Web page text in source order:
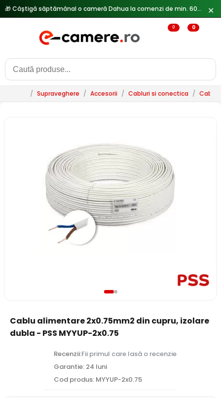
🎁 Câștigă săptămânal o cameră Dahua la comenzi de min. 600 lei — ✕
0 0
/ Supraveghere / Accesorii / Cabluri si conectica / Cabluri
Cablu alimentare 2x0.75mm2 din cupru, izolare
dubla - PSS MYYUP-2x0.75
Recenzii:Fii primul care lasă o recenzie
Garantie: 24 luni
Cod produs: MYYUP-2x0.75